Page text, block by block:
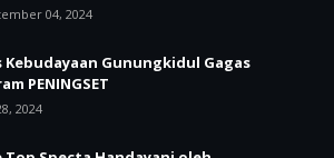
04, 2024
Kebudayaan Gunungkidul Gagas
PENINGSET
2024